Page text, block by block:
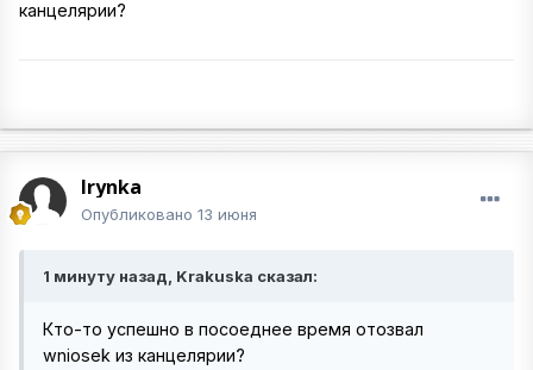
канцелярии?
Irynka
Опубликовано 13 июня
1 минуту назад, Krakuska сказал:
Кто-то успешно в посоеднее время отозвал
wniosek из канцелярии?